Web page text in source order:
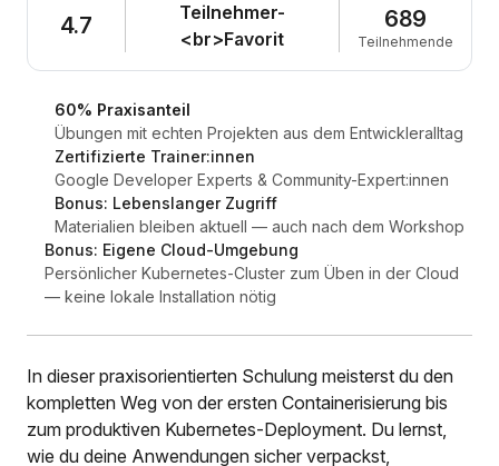
4.7
Teilnehmer-
<br>Favorit
689
Teilnehmende
60% Praxisanteil
Übungen mit echten Projekten aus dem Entwickleralltag
Zertifizierte Trainer:innen
Google Developer Experts & Community-Expert:innen
Bonus: Lebenslanger Zugriff
Materialien bleiben aktuell — auch nach dem Workshop
Bonus: Eigene Cloud-Umgebung
Persönlicher Kubernetes-Cluster zum Üben in der Cloud
— keine lokale Installation nötig
In dieser praxisorientierten Schulung meisterst du den
kompletten Weg von der ersten Containerisierung bis
zum produktiven Kubernetes-Deployment. Du lernst,
wie du deine Anwendungen sicher verpackst,